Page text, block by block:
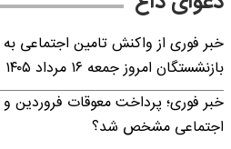
خبر فوری از واکنش تامین اجتماعی
بازنشستگان امروز جمعه ۱۶ مرداد ۱۴۰۵
خبر فوری؛ پرداخت معوقات فروردین
اجتماعی مشخص شد؟